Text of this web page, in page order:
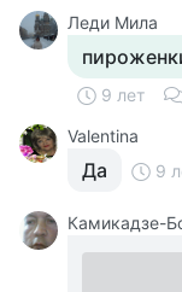
Леди Мила
9 лет
Valentina
Да 9